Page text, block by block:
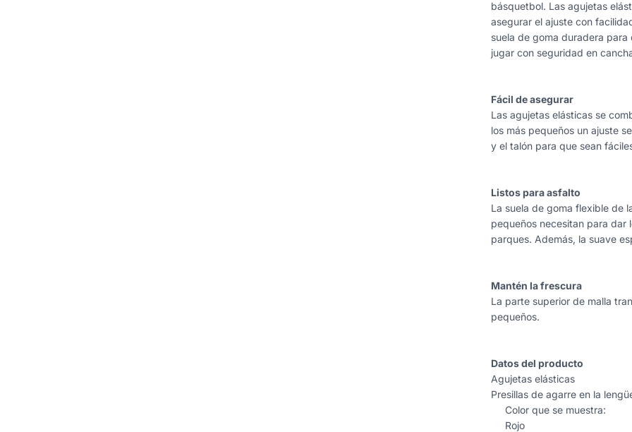
básquetbol. Las agujetas
asegurar el ajuste con
suela de goma duradera
jugar con seguridad en
Fácil de asegurar
Las agujetas elásticas se
los más pequeños un ajuste
y el talón para que sean
Listos para asfalto
La suela de goma flexible de
pequeños necesitan para dar
parques. Además, la suave
Mantén la frescura
La parte superior de malla
pequeños.
Datos del producto
Agujetas elásticas
Presillas de agarre en la
Color que se muestra:
Rojo